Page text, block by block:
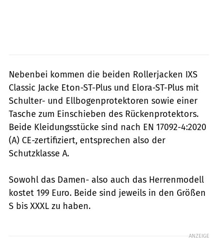
Nebenbei kommen die beiden Rollerjacken IXS
Classic Jacke Eton-ST-Plus und Elora-ST-Plus mit
Schulter- und Ellbogenprotektoren sowie einer
Tasche zum Einschieben des Rückenprotektors.
Beide Kleidungsstücke sind nach EN 17092-4:2020
(A) CE-zertifiziert, entsprechen also der
Schutzklasse A.
Sowohl das Damen- also auch das Herrenmodell
kostet 199 Euro. Beide sind jeweils in den Größen
S bis XXXL zu haben.
ANZEIGE